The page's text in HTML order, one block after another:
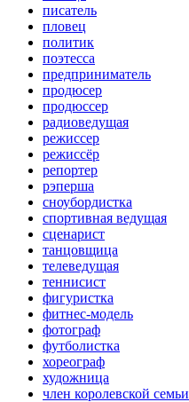
писатель
пловец
политик
поэтесса
предприниматель
продюсер
продюссер
радиоведущая
режиссер
режиссёр
репортер
рэперша
сноубордистка
спортивная ведущая
сценарист
танцовщица
телеведущая
теннисист
фигуристка
фитнес-модель
фотограф
футболистка
хореограф
художница
член королевской семьи